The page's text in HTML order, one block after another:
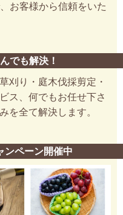
お客様から信頼をいた
でも解決！
刈り・庭木伐採剪定・
ス、何でもお任せ下さ
を全て解決します。
ンペーン開催中